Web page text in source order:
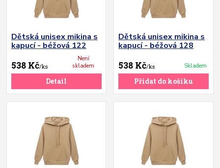
Dětská unisex mikina s
kapucí - béžová 122
538 Kč/ks
Není
skladem
Detail
Dětská unisex mikina s
kapucí - béžová 128
538 Kč/ks Skladem
Přidat do košíku